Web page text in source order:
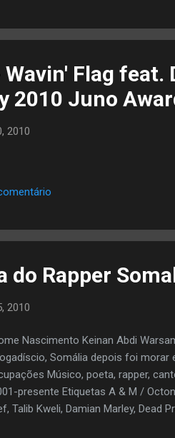
Wavin' Flag
2010 Juno
2010
do Rapper
2010
Nascimento Keinan Abdi
Somália depois foi morar
Músico, poeta, rapper,
presente Etiquetas A & M /
Talib Kweli, Damian Marley, Dead